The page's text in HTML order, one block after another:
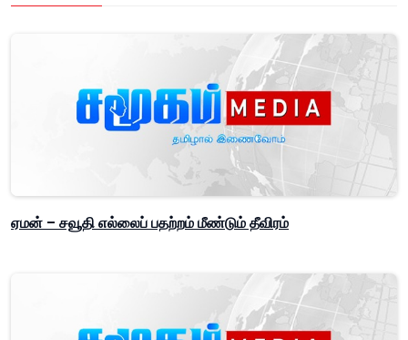
ஏமன் – சவூதி எல்லைப் பதற்றம் மீண்டும் தீவிரம்